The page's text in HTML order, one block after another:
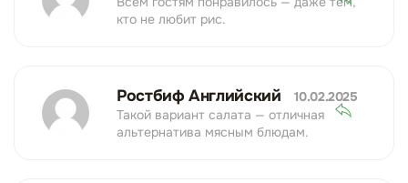
кто не любит рис.
Ростбиф Английский
10.02.2025
Такой вариант салата — отличная
альтернатива мясным блюдам.